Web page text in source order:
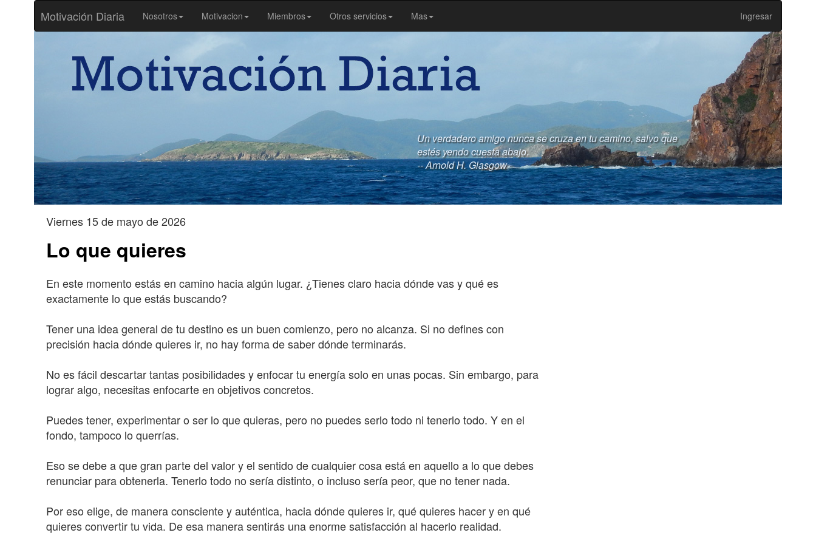
Motivación Diaria Nosotros Motivacion Miembros Otros servicios Mas Ingresar
Un verdadero amigo nunca se cruza en tu camino, salvo que
estés yendo cuesta abajo.
-- Arnold H. Glasgow
Viernes 15 de mayo de 2026
Lo que quieres
En este momento estás en camino hacia algún lugar. ¿Tienes claro hacia dónde vas y qué es
exactamente lo que estás buscando?
Tener una idea general de tu destino es un buen comienzo, pero no alcanza. Si no defines con
precisión hacia dónde quieres ir, no hay forma de saber dónde terminarás.
No es fácil descartar tantas posibilidades y enfocar tu energía solo en unas pocas. Sin embargo, para
lograr algo, necesitas enfocarte en objetivos concretos.
Puedes tener, experimentar o ser lo que quieras, pero no puedes serlo todo ni tenerlo todo. Y en el
fondo, tampoco lo querrías.
Eso se debe a que gran parte del valor y el sentido de cualquier cosa está en aquello a lo que debes
renunciar para obtenerla. Tenerlo todo no sería distinto, o incluso sería peor, que no tener nada.
Por eso elige, de manera consciente y auténtica, hacia dónde quieres ir, qué quieres hacer y en qué
quieres convertir tu vida. De esa manera sentirás una enorme satisfacción al hacerlo realidad.